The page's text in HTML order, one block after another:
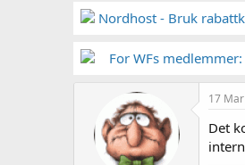
å
d
t
r
d
Nordhost - Bruk
For WFs medlemmer:
17
Det